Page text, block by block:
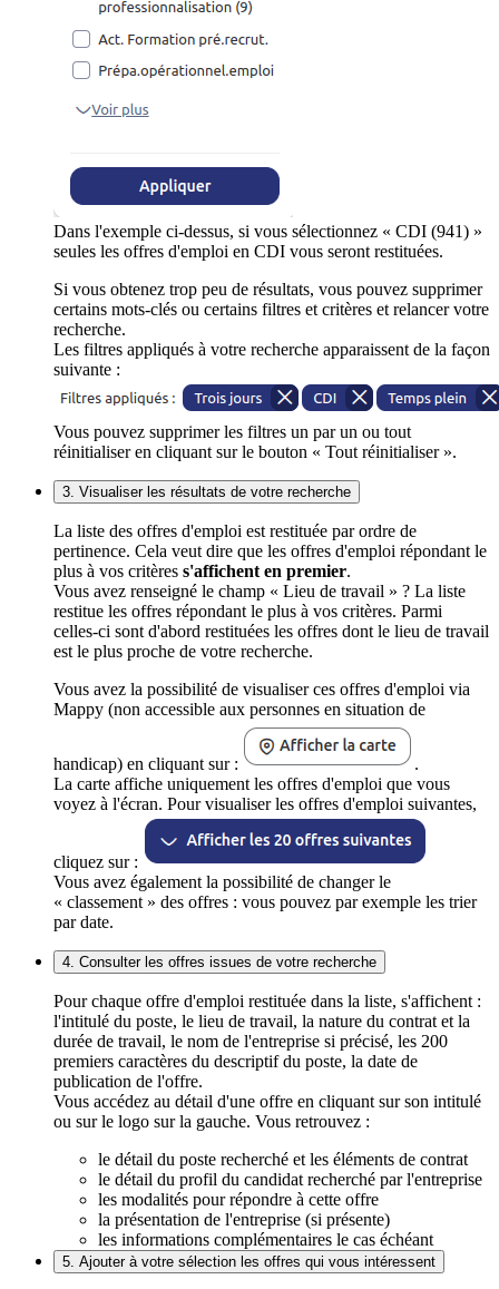
Dans l'exemple ci-dessus, si vous sélectionnez « CDI (941) »
seules les offres d'emploi en CDI vous seront restituées.
Si vous obtenez trop peu de résultats, vous pouvez supprimer
certains mots-clés ou certains filtres et critères et relancer votre
recherche.
Les filtres appliqués à votre recherche apparaissent de la façon
suivante :
Vous pouvez supprimer les filtres un par un ou tout
réinitialiser en cliquant sur le bouton « Tout réinitialiser ».
3. Visualiser les résultats de votre recherche
La liste des offres d'emploi est restituée par ordre de
pertinence. Cela veut dire que les offres d'emploi répondant le
plus à vos critères s'affichent en premier.
Vous avez renseigné le champ « Lieu de travail » ? La liste
restitue les offres répondant le plus à vos critères. Parmi
celles-ci sont d'abord restituées les offres dont le lieu de travail
est le plus proche de votre recherche.
Vous avez la possibilité de visualiser ces offres d'emploi via
Mappy (non accessible aux personnes en situation de
handicap) en cliquant sur :
.
La carte affiche uniquement les offres d'emploi que vous
voyez à l'écran. Pour visualiser les offres d'emploi suivantes,
cliquez sur :
Vous avez également la possibilité de changer le
« classement » des offres : vous pouvez par exemple les trier
par date.
4. Consulter les offres issues de votre recherche
Pour chaque offre d'emploi restituée dans la liste, s'affichent :
l'intitulé du poste, le lieu de travail, la nature du contrat et la
durée de travail, le nom de l'entreprise si précisé, les 200
premiers caractères du descriptif du poste, la date de
publication de l'offre.
Vous accédez au détail d'une offre en cliquant sur son intitulé
ou sur le logo sur la gauche. Vous retrouvez :
le détail du poste recherché et les éléments de contrat
le détail du profil du candidat recherché par l'entreprise
les modalités pour répondre à cette offre
la présentation de l'entreprise (si présente)
les informations complémentaires le cas échéant
5. Ajouter à votre sélection les offres qui vous intéressent